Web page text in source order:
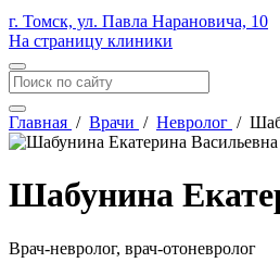
г. Томск, ул. Павла Нарановича, 10
На страницу клиники
Главная / Врачи / Невролог /
Шабунина
Врач-невролог, врач-отоневролог